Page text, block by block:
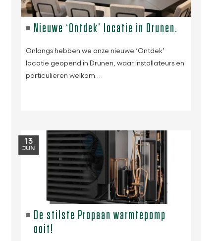
Nieuwe ‘Ontdek’ locatie in Drunen.
Onlangs hebben we onze nieuwe ‘Ontdek’
locatie geopend in Drunen, waar installateurs en
particulieren welkom…
13
JUN
De stilste Propaan warmtepomp
ooit!